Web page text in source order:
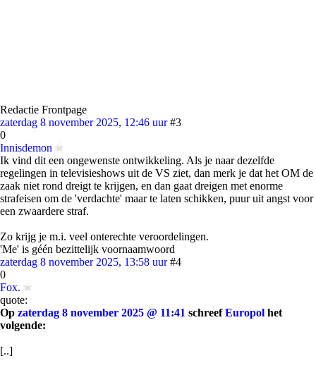
Redactie Frontpage
zaterdag 8 november 2025, 12:46 uur #3
0
Innisdemon
Ik vind dit een ongewenste ontwikkeling. Als je naar dezelfde
regelingen in televisieshows uit de VS ziet, dan merk je dat het OM de
zaak niet rond dreigt te krijgen, en dan gaat dreigen met enorme
strafeisen om de 'verdachte' maar te laten schikken, puur uit angst voor
een zwaardere straf.
Zo krijg je m.i. veel onterechte veroordelingen.
'Me' is géén bezittelijk voornaamwoord
zaterdag 8 november 2025, 13:58 uur #4
0
Fox.
quote:
Op zaterdag 8 november 2025 @ 11:41 schreefEuropol het
volgende:
[..]